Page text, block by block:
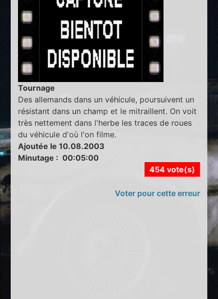
Tournage
Des allemands dans un véhicule, poursuivent un
résistant dans un champ et le mitraillent. On voit
très nettement dans l'herbe les traces de roues
du véhicule d'où l'on filme.
Ajoutée le 10.08.2003
Minutage : 00:05:00
454 vote(s)
Voter pour cette erreur